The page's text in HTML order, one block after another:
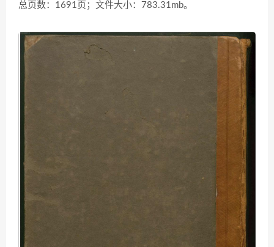
总页数：1691页；文件大小：783.31mb。